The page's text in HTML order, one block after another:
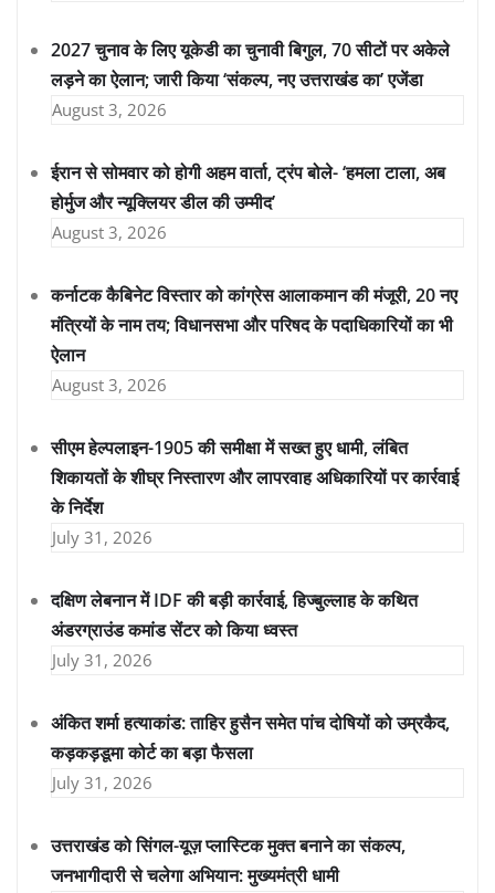
2027 चुनाव के लिए यूकेडी का चुनावी बिगुल, 70 सीटों पर अकेले
लड़ने का ऐलान; जारी किया ‘संकल्प, नए उत्तराखंड का’ एजेंडा
August 3, 2026
ईरान से सोमवार को होगी अहम वार्ता, ट्रंप बोले- ‘हमला टाला, अब
होर्मुज और न्यूक्लियर डील की उम्मीद’
August 3, 2026
कर्नाटक कैबिनेट विस्तार को कांग्रेस आलाकमान की मंजूरी, 20 नए
मंत्रियों के नाम तय; विधानसभा और परिषद के पदाधिकारियों का भी
ऐलान
August 3, 2026
सीएम हेल्पलाइन-1905 की समीक्षा में सख्त हुए धामी, लंबित
शिकायतों के शीघ्र निस्तारण और लापरवाह अधिकारियों पर कार्रवाई
के निर्देश
July 31, 2026
दक्षिण लेबनान में IDF की बड़ी कार्रवाई, हिज्बुल्लाह के कथित
अंडरग्राउंड कमांड सेंटर को किया ध्वस्त
July 31, 2026
अंकित शर्मा हत्याकांड: ताहिर हुसैन समेत पांच दोषियों को उम्रकैद,
कड़कड़डूमा कोर्ट का बड़ा फैसला
July 31, 2026
उत्तराखंड को सिंगल-यूज़ प्लास्टिक मुक्त बनाने का संकल्प,
जनभागीदारी से चलेगा अभियान: मुख्यमंत्री धामी